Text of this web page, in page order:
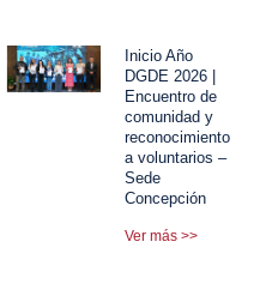
Inicio Año
DGDE 2026 |
Encuentro de
comunidad y
reconocimiento
a voluntarios –
Sede
Concepción
Ver más >>